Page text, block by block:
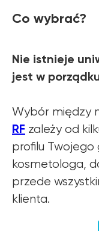
Co wybrać?
Nie istnieje
jest w
Wybór między
RF zależy od
profilu
kosmetologa,
przede
klienta.